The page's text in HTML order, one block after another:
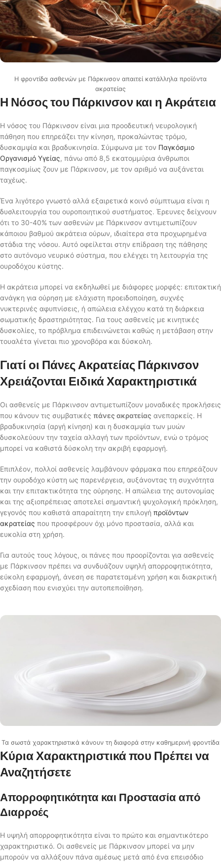
Η φροντίδα ασθενών με Πάρκινσον απαιτεί κατάλληλα προϊόντα
ακρατείας
Η Νόσος του Πάρκινσον και η Ακράτεια
Η νόσος του Πάρκινσον είναι μια προοδευτική νευρολογική
πάθηση που επηρεάζει την κίνηση, προκαλώντας τρόμο,
δυσκαμψία και βραδυκινησία. Σύμφωνα με τον Παγκόσμιο
Οργανισμό Υγείας, πάνω από 8,5 εκατομμύρια άνθρωποι
παγκοσμίως ζουν με Πάρκινσον, με τον αριθμό να αυξάνεται
ταχέως.
Ένα λιγότερο γνωστό αλλά εξαιρετικά κοινό σύμπτωμα είναι η
δυσλειτουργία του ουροποιητικού συστήματος. Έρευνες δείχνουν
ότι το 30-40% των ασθενών με Πάρκινσον αντιμετωπίζουν
κάποιου βαθμού ακράτεια ούρων, ιδιαίτερα στα προχωρημένα
στάδια της νόσου. Αυτό οφείλεται στην επίδραση της πάθησης
στο αυτόνομο νευρικό σύστημα, που ελέγχει τη λειτουργία της
ουροδόχου κύστης.
Η ακράτεια μπορεί να εκδηλωθεί με διάφορες μορφές: επιτακτική
ανάγκη για ούρηση με ελάχιστη προειδοποίηση, συχνές
νυκτερινές αφυπνίσεις, ή απώλεια ελέγχου κατά τη διάρκεια
σωματικής δραστηριότητας. Για τους ασθενείς με κινητικές
δυσκολίες, το πρόβλημα επιδεινώνεται καθώς η μετάβαση στην
τουαλέτα γίνεται πιο χρονοβόρα και δύσκολη.
Γιατί οι Πάνες Ακρατείας Πάρκινσον
Χρειάζονται Ειδικά Χαρακτηριστικά
Οι ασθενείς με Πάρκινσον αντιμετωπίζουν μοναδικές προκλήσεις
που κάνουν τις συμβατικές πάνες ακρατείας ανεπαρκείς. Η
βραδυκινησία (αργή κίνηση) και η δυσκαμψία των μυών
δυσκολεύουν την ταχεία αλλαγή των προϊόντων, ενώ ο τρόμος
μπορεί να καθιστά δύσκολη την ακριβή εφαρμογή.
Επιπλέον, πολλοί ασθενείς λαμβάνουν φάρμακα που επηρεάζουν
την ουροδόχο κύστη ως παρενέργεια, αυξάνοντας τη συχνότητα
και την επιτακτικότητα της ούρησης. Η απώλεια της αυτονομίας
και της αξιοπρέπειας αποτελεί σημαντική ψυχολογική πρόκληση,
γεγονός που καθιστά απαραίτητη την επιλογή προϊόντων
ακρατείας που προσφέρουν όχι μόνο προστασία, αλλά και
ευκολία στη χρήση.
Για αυτούς τους λόγους, οι πάνες που προορίζονται για ασθενείς
με Πάρκινσον πρέπει να συνδυάζουν υψηλή απορροφητικότητα,
εύκολη εφαρμογή, άνεση σε παρατεταμένη χρήση και διακριτική
σχεδίαση που ενισχύει την αυτοπεποίθηση.
Τα σωστά χαρακτηριστικά κάνουν τη διαφορά στην καθημερινή φροντίδα
Κύρια Χαρακτηριστικά που Πρέπει να
Αναζητήσετε
Απορροφητικότητα και Προστασία από
Διαρροές
Η υψηλή απορροφητικότητα είναι το πρώτο και σημαντικότερο
χαρακτηριστικό. Οι ασθενείς με Πάρκινσον μπορεί να μην
μπορούν να αλλάξουν πάνα αμέσως μετά από ένα επεισόδιο